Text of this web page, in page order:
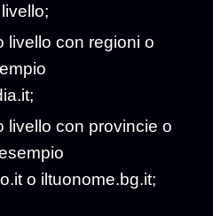
livello con regioni o
livello con provincie o
o iltuonome.bg.it;